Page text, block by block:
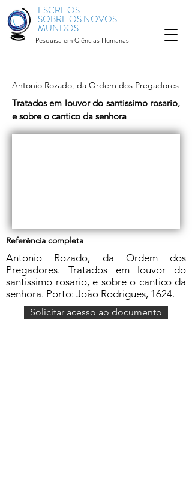
ESCRITOS
SOBRE OS NOVOS
MUNDOS
Pesquisa em Ciências Humanas
Antonio Rozado, da Ordem dos Pregadores
Tratados em louvor do santissimo rosario,
e sobre o cantico da senhora
Referência completa
Antonio Rozado, da Ordem dos
Pregadores. Tratados em louvor do
santissimo rosario, e sobre o cantico da
senhora. Porto: João Rodrigues, 1624.
Solicitar acesso ao documento